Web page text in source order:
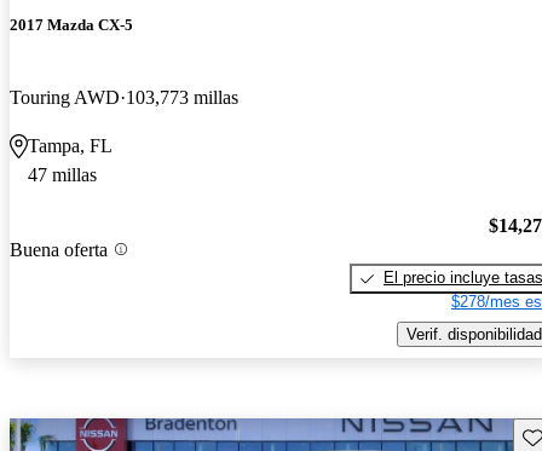
2017 Mazda CX-5
Touring AWD 103,773 millas
Tampa, FL
47 millas
Buena oferta
El precio incluye tasas
$278/mes
Verif. disponibilidad